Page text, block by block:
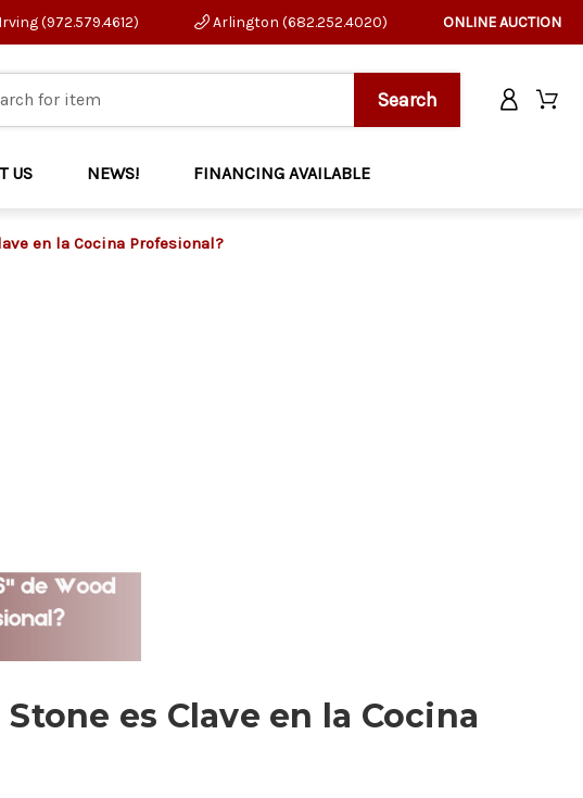
Irving (972.579.4612) Arlington (682.252.4020) ONLINE AUCTION
US NEWS! FINANCING AVAILABLE
en la Cocina Profesional?
es Clave en la Cocina